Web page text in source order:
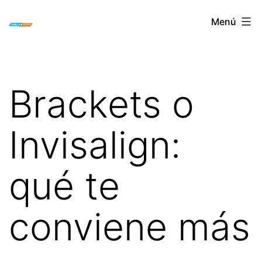
ORTODONCIA
Menú
Brackets o
Invisalign:
qué te
conviene más